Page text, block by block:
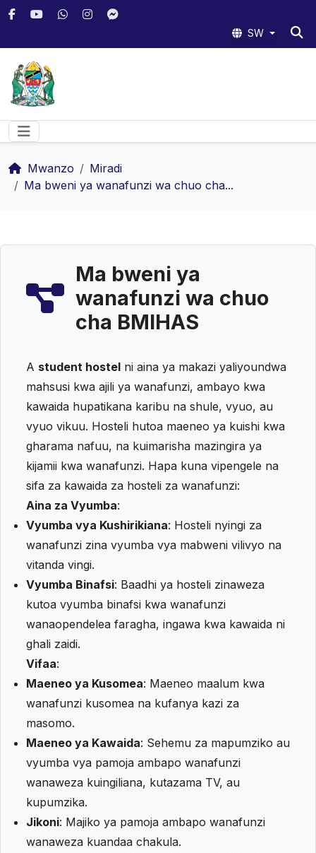
SW
Mwanzo
Miradi
Ma bweni ya wanafunzi wa chuo cha...
Ma bweni ya
wanafunzi wa chuo
cha BMIHAS
A student hostel ni aina ya makazi yaliyoundwa
mahsusi kwa ajili ya wanafunzi, ambayo kwa
kawaida hupatikana karibu na shule, vyuo, au
vyuo vikuu. Hosteli hutoa maeneo ya kuishi kwa
gharama nafuu, na kuimarisha mazingira ya
kijamii kwa wanafunzi. Hapa kuna vipengele na
sifa za kawaida za hosteli za wanafunzi:
Aina za Vyumba:
Vyumba vya Kushirikiana: Hosteli nyingi za
wanafunzi zina vyumba vya mabweni vilivyo na
vitanda vingi.
Vyumba Binafsi: Baadhi ya hosteli zinaweza
kutoa vyumba binafsi kwa wanafunzi
wanaopendelea faragha, ingawa kwa kawaida ni
ghali zaidi.
Vifaa:
Maeneo ya Kusomea: Maeneo maalum kwa
wanafunzi kusomea na kufanya kazi za
masomo.
Maeneo ya Kawaida: Sehemu za mapumziko au
vyumba vya pamoja ambapo wanafunzi
wanaweza kuingiliana, kutazama TV, au
kupumzika.
Jikoni: Majiko ya pamoja ambapo wanafunzi
wanaweza kuandaa chakula.